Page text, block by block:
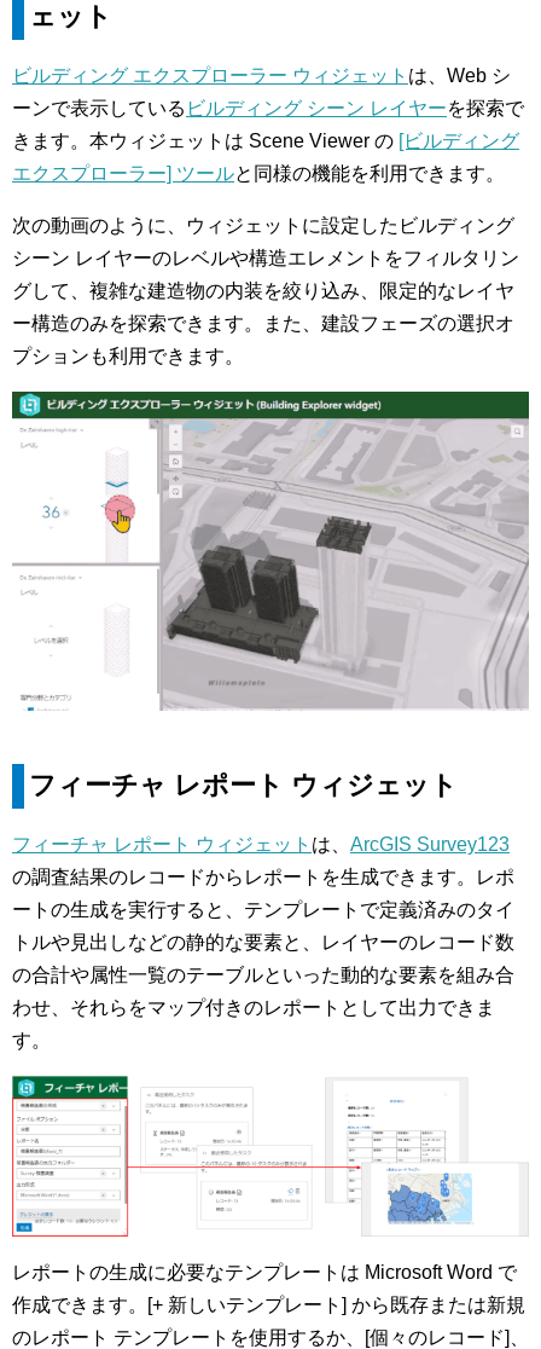
ェット
ビルディング エクスプローラー ウィジェット は、Web シ
ーンで表示している ビルディング シーン レイヤーを探索で
きます。本ウィジェットは Scene Viewer の [ビルディング
エクスプローラー] ツールと同様の機能を利用できます。
次の動画のように、ウィジェットに設定したビルディング
シーン レイヤーのレベルや構造エレメントをフィルタリン
グして、複雑な建造物の内装を絞り込み、限定的なレイヤ
ー構造のみを探索できます。また、建設フェーズの選択オ
プションも利用できます。
フィーチャ レポート ウィジェット
フィーチャ レポート ウィジェット は、 ArcGIS Survey123
の調査結果のレコードからレポートを生成できます。レポ
ートの生成を実行すると、テンプレートで定義済みのタイ
トルや見出しなどの静的な要素と、レイヤーのレコード数
の合計や属性一覧のテーブルといった動的な要素を組み合
わせ、それらをマップ付きのレポートとして出力できま
す。
レポートの生成に必要なテンプレートは Microsoft Word で
作成できます。[+ 新しいテンプレート] から既存または新規
のレポート テンプレートを使用するか、[個々のレコード]、